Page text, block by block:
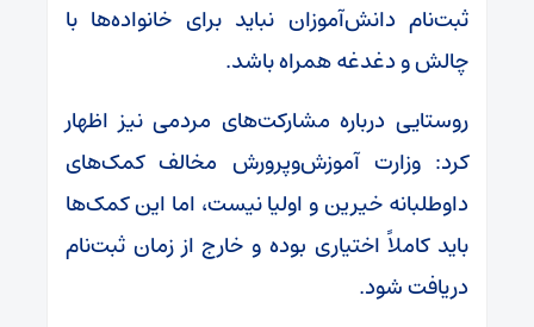
ثبت‌نام دانش‌آموزان نباید برای خانواده‌ها با
چالش و دغدغه همراه باشد.
روستایی درباره مشارکت‌های مردمی نیز اظهار
کرد: وزارت آموزش‌وپرورش مخالف کمک‌های
داوطلبانه خیرین و اولیا نیست، اما این کمک‌ها
باید کاملاً اختیاری بوده و خارج از زمان ثبت‌نام
دریافت شود.